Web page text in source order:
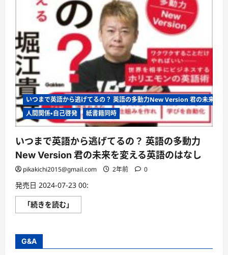
いつまで英語から逃げてるの？ 英語の多動力New Version 君の未来を
人間関係・自己啓発
紙書籍同時
いつまで英語から逃げてるの？ 英語の多動力
New Version 君の未来を変える英語のはなし
pikakichi2015@gmail.com 2年前 0
発売日 2024-07-23 00:
「続きを読む」
つ
か
G&A